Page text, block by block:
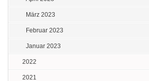
März 2023
Februar 2023
Januar 2023
2022
2021